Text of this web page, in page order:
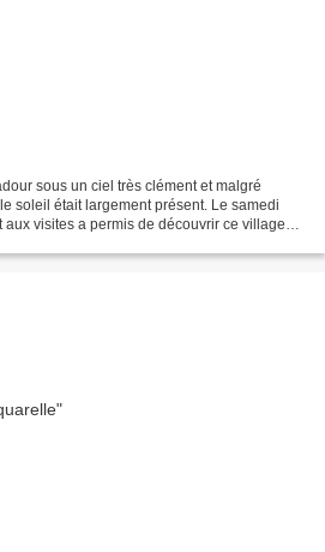
sous un ciel très clément et malgré
soleil était largement présent. Le samedi
visites a permis de découvrir ce village